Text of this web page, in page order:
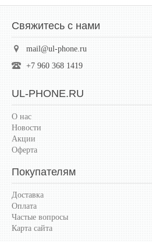
Свяжитесь с нами
mail@ul-phone.ru
+7 960 368 1419
UL-PHONE.RU
О нас
Новости
Акции
Оферта
Покупателям
Доставка
Оплата
Частые вопросы
Карта сайта